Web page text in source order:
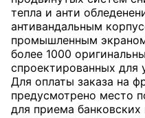
тепла и анти
антивандальным
промышленным
более 1000
спроектированных для
Для оплаты заказа на
предусмотрено место
для приема